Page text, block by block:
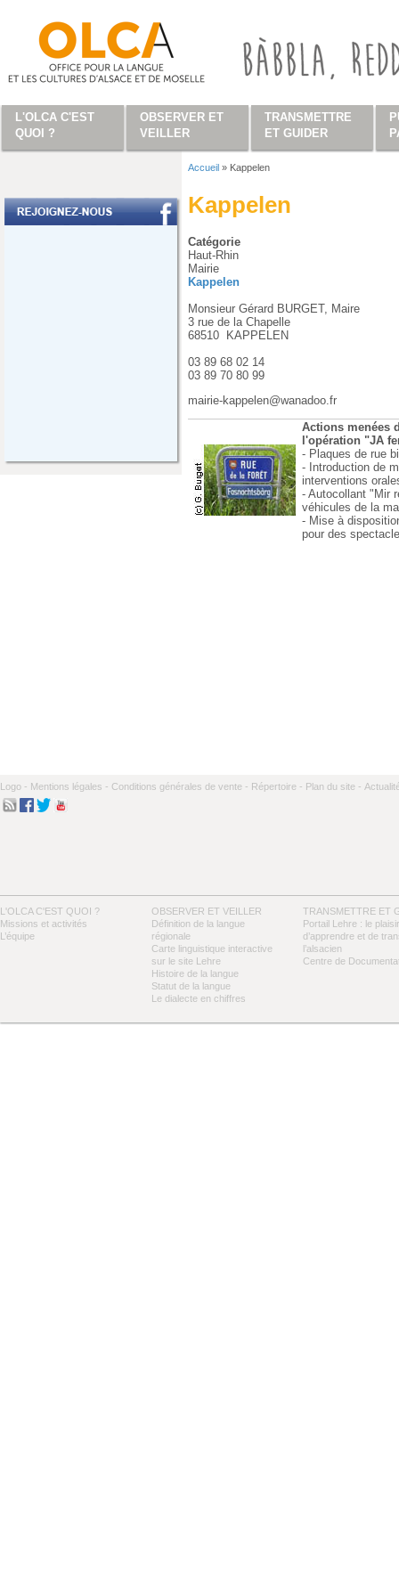
Accueil » Kappelen
Kappelen
Catégorie
Haut-Rhin
Mairie
Kappelen
Monsieur Gérard BURGET, Maire
3 rue de la Chapelle
68510
KAPPELEN
03 89 68 02 14
03 89 70 80 99
mairie-kappelen@wanadoo.fr
Actions menées
l'opération "JA
- Plaques de rue
- Introduction de
interventions
- Autocollant "Mir
véhicules de la
- Mise à
pour des
Logo - Mentions légales - Conditions générales de vente - Répertoire - Plan du site -
L'OLCA C'EST QUOI ?
Missions et activités
L’équipe
OBSERVER ET VEILLER
Définition de la langue
régionale
Carte linguistique interactive
sur le site Lehre
Histoire de la langue
Statut de la langue
Le dialecte en chiffres
TRANSMETTRE ET
Portail Lehre : le plaisir
d’apprendre et de
l’alsacien
Centre de
L'OLCA C'EST
QUOI ?
OBSERVER ET
VEILLER
TRANSMETTRE
ET GUIDER